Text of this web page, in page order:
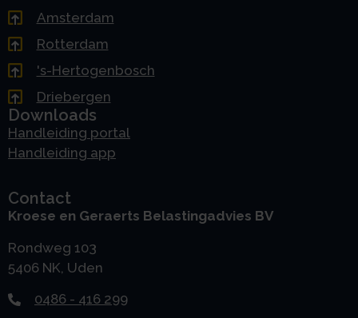
Amsterdam
Rotterdam
's-Hertogenbosch
Driebergen
Downloads
Handleiding portal
Handleiding app
Contact
Kroese en Geraerts Belastingadvies BV
Rondweg 103
5406 NK, Uden
0486 - 416 299